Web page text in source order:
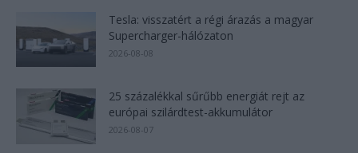
Tesla: visszatért a régi árazás a magyar
Supercharger-hálózaton
2026-08-08
25 százalékkal sűrűbb energiát rejt az
európai szilárdtest-akkumulátor
2026-08-07